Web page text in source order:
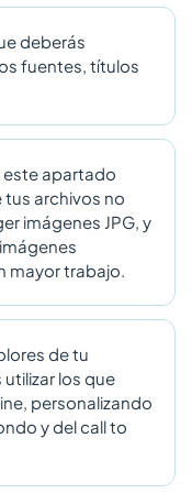
deberás
fuentes, títulos
este apartado
archivos no
imágenes JPG, y
mayor trabajo.
de tu
los que
personalizando
y del call to